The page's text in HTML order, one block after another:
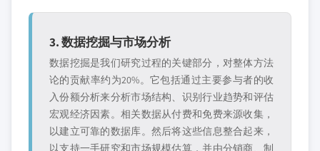
3. 数据挖掘与市场分析
数据挖掘是我们研究过程的关键部分，对整体方法
论的贡献率约为20%。它包括通过主要参与者的收
入份额分析来分析市场结构、识别行业趋势和评估
宏观经济因素。相关数据从付费和免费来源收集，
以建立可靠的数据库。然后将这些信息整合起来，
以支持一手研究和市场规模估算，并由分销商、制